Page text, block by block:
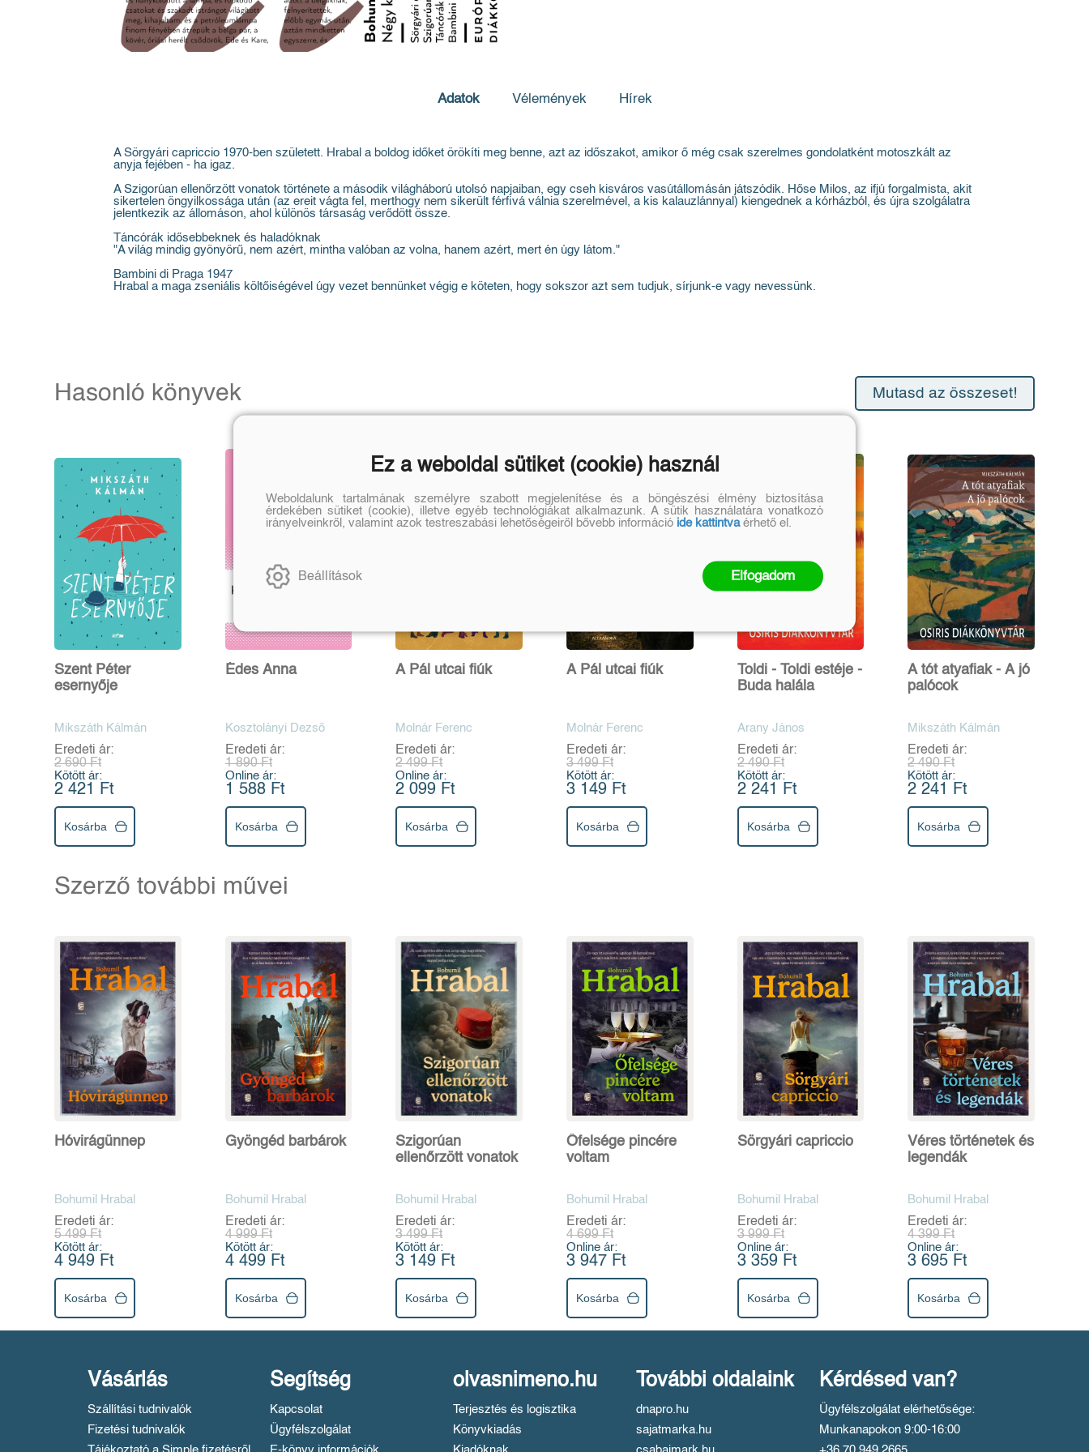
Adatok Vélemények Hírek
A Sörgyári capriccio 1970-ben született. Hrabal a boldog időket örökíti meg benne, azt az időszakot, amikor ő még csak szerelmes gondolatként motoszkált az
anyja fejében - ha igaz.
A Szigorúan ellenőrzött vonatok története a második világháború utolsó napjaiban, egy cseh kisváros vasútállomásán játszódik. Hőse Milos, az ifjú forgalmista, akit
sikertelen öngyilkossága után (az ereit vágta fel, merthogy nem sikerült férfivá válnia szerelmével, a kis kalauzlánnyal) kiengednek a kórházból, és újra szolgálatra
jelentkezik az állomáson, ahol különös társaság verődött össze.
Táncórák idősebbeknek és haladóknak
"A világ mindig gyönyörű, nem azért, mintha valóban az volna, hanem azért, mert én úgy látom."
Bambini di Praga 1947
Hrabal a maga zseniális költőiségével úgy vezet bennünket végig e köteten, hogy sokszor azt sem tudjuk, sírjunk-e vagy nevessünk.
Hasonló könyvek Mutasd az összeset!
Szent Péter
esernyője
Mikszáth Kálmán
Eredeti ár:
2 690 Ft
Kötött ár:
2 421 Ft
Kosárba
Édes Anna
Kosztolányi Dezső
Eredeti ár:
1 890 Ft
Online ár:
1 588 Ft
Kosárba
A Pál utcai fiúk
Molnár Ferenc
Eredeti ár:
2 499 Ft
Online ár:
2 099 Ft
Kosárba
A Pál utcai fiúk
Molnár Ferenc
Eredeti ár:
3 499 Ft
Kötött ár:
3 149 Ft
Kosárba
Toldi - Toldi estéje -
Buda halála
Arany János
Eredeti ár:
2 490 Ft
Kötött ár:
2 241 Ft
Kosárba
A tót atyafiak - A jó
palócok
Mikszáth Kálmán
Eredeti ár:
2 490 Ft
Kötött ár:
2 241 Ft
Kosárba
Szerző további művei
Hóvirágünnep
Bohumil Hrabal
Eredeti ár:
5 499 Ft
Kötött ár:
4 949 Ft
Kosárba
Gyöngéd barbárok
Bohumil Hrabal
Eredeti ár:
4 999 Ft
Kötött ár:
4 499 Ft
Kosárba
Szigorúan
ellenőrzött vonatok
Bohumil Hrabal
Eredeti ár:
3 499 Ft
Kötött ár:
3 149 Ft
Kosárba
Őfelsége pincére
voltam
Bohumil Hrabal
Eredeti ár:
4 699 Ft
Online ár:
3 947 Ft
Kosárba
Sörgyári capriccio
Bohumil Hrabal
Eredeti ár:
3 999 Ft
Online ár:
3 359 Ft
Kosárba
Véres történetek és
legendák
Bohumil Hrabal
Eredeti ár:
4 399 Ft
Online ár:
3 695 Ft
Kosárba
Vásárlás
Szállítási tudnivalók
Fizetési tudnivalók
Segítség
Kapcsolat
Ügyfélszolgálat
olvasnimeno.hu
Terjesztés és logisztika
Könyvkiadás
További oldalaink
dnapro.hu
sajatmarka.hu
Kérdésed van?
Ügyfélszolgálat elérhetősége:
Munkanapokon 9:00-16:00
Ez a weboldal sütiket (cookie) használ
Weboldalunk tartalmának személyre szabott megjelenítése és a böngészési élmény biztosítása
érdekében sütiket (cookie), illetve egyéb technológiákat alkalmazunk. A sütik használatára vonatkozó
irányelveinkről, valamint azok testreszabási lehetőségeiről bővebb információ ide kattintvaérhető el.
Beállítások Elfogadom